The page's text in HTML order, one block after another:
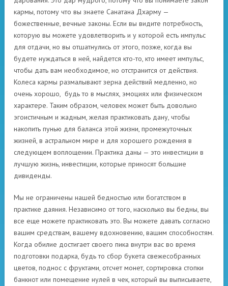
кармы, потому что вы знаете Санатана Дхарму —
божественные, вечные законы. Если вы видите потребность,
которую вы можете удовлетворить и у которой есть импульс
для отдачи, но вы отшатнулись от этого, позже, когда вы
будете нуждаться в ней, найдется кто-то, кто имеет импульс,
чтобы дать вам необходимое, но отстранится от действия.
Колеса кармы размалывают зерна действий медленно, но
очень хорошо, будь то в мыслях, эмоциях или физическом
характере. Таким образом, человек может быть довольно
эгоистичным и жадным, желая практиковать дану, чтобы
накопить пунью для баланса этой жизни, промежуточных
жизней, в астральном мире и для хорошего рождения в
следующем воплощении. Практика даны — это инвестиции в
лучшую жизнь, инвестиции, которые приносят большие
дивиденды.
Мы не ограничены нашей бедностью или богатством в
практике даяния. Независимо от того, насколько вы бедны, вы
все еще можете практиковать это. Вы можете давать согласно
вашим средствам, вашему вдохновению, вашим способностям.
Когда обилие достигает своего пика внутри вас во время
подготовки подарка, будь то сбор букета свежесобранных
цветов, поднос с фруктами, отсчет монет, сортировка стопки
банкнот или помещение нулей в чек, который вы выписываете,